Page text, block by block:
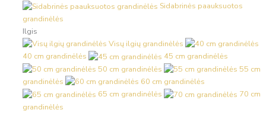
Sidabrinės paauksuotos
grandinėlės
Ilgis
Visų ilgių grandinėlės
40 cm grandinėlės
45 cm grandinėlės
50 cm grandinėlės
55 cm
grandinėlės
60 cm grandinėlės
65 cm grandinėlės
70 cm
grandinėlės